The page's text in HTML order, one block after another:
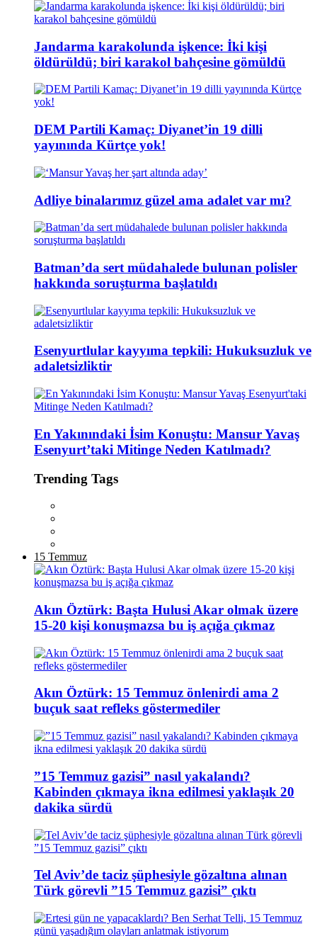
Jandarma karakolunda işkence: İki kişi
öldürüldü; biri karakol bahçesine gömüldü
DEM Partili Kamaç: Diyanet’in 19 dilli
yayınında Kürtçe yok!
Adliye binalarımız güzel ama adalet var mı?
Batman’da sert müdahalede bulunan polisler
hakkında soruşturma başlatıldı
Esenyurtlular kayyıma tepkili: Hukuksuzluk ve
adaletsizliktir
En Yakınındaki İsim Konuştu: Mansur Yavaş
Esenyurt’taki Mitinge Neden Katılmadı?
Trending Tags
15 Temmuz
Akın Öztürk: Başta Hulusi Akar olmak üzere
15-20 kişi konuşmazsa bu iş açığa çıkmaz
Akın Öztürk: 15 Temmuz önlenirdi ama 2
buçuk saat refleks göstermediler
”15 Temmuz gazisi” nasıl yakalandı?
Kabinden çıkmaya ikna edilmesi yaklaşık 20
dakika sürdü
Tel Aviv’de taciz şüphesiyle gözaltına alınan
Türk görevli ”15 Temmuz gazisi” çıktı